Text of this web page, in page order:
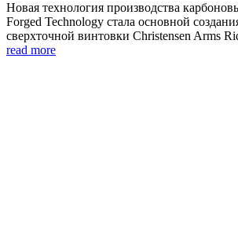
Новая технология производства
Forged Technology стала основной
сверхточной винтовки Christensen Arms
read more